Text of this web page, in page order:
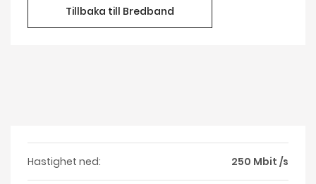
Tillbaka till Bredband
Hastighet ned: 250 Mbit /s